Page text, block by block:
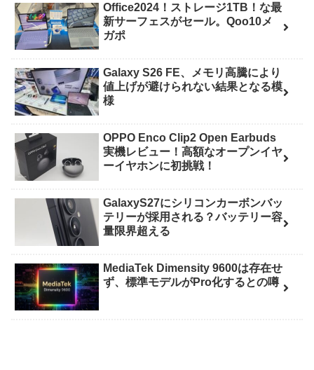
Office2024！ストレージ1TB！な最
新サーフェスがセール。Qoo10メ
ガポ
Galaxy S26 FE、メモリ高騰により
値上げが避けられない結果となる模
様
OPPO Enco Clip2 Open Earbuds
実機レビュー！高額なオープンイヤ
ーイヤホンに初挑戦！
GalaxyS27にシリコンカーボンバッ
テリーが採用される？バッテリー容
量限界超える
MediaTek Dimensity 9600は存在せ
ず、標準モデルがPro化するとの噂